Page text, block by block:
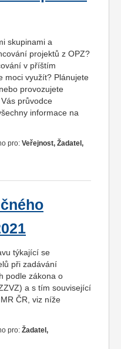
skupinami a
projektů z OPZ?
v příštím
moci využít? Plánujete
provozujete
průvodce
informace na
pro: Veřejnost, Žadatel,
týkající se
při zadávání
podle zákona o
a s tím související
ČR, viz níže
pro: Žadatel,